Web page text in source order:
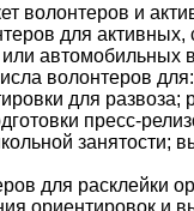
волонтеров и
для
автомобильных
волонтеров
для
пресс-
занятости;
для расклейки
ориентировок и